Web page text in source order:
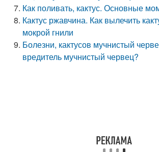
Как поливать, кактус. Основные
Кактус ржавчина. Как вылечить
мокрой гнили
Болезни, кактусов мучнистый
вредитель мучнистый червец?